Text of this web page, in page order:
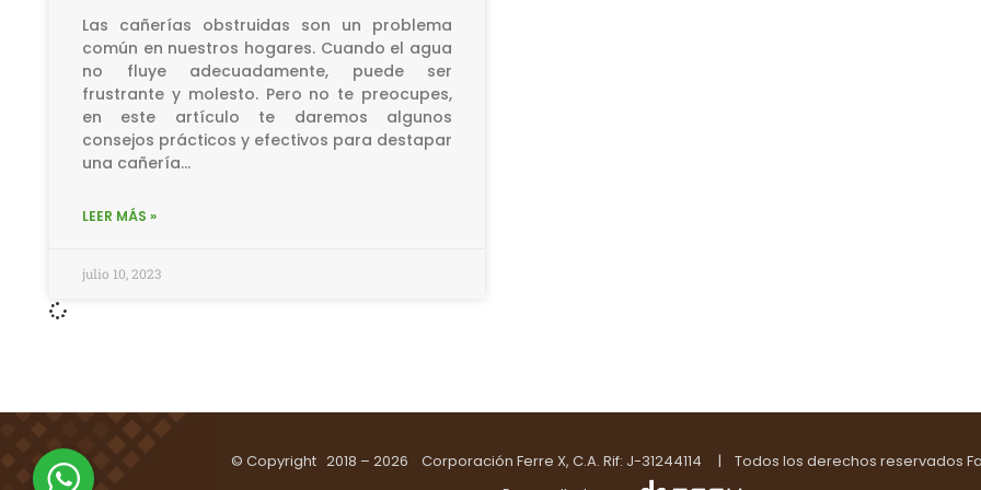
Las cañerías obstruidas son un problema
común en nuestros hogares. Cuando el agua
no fluye adecuadamente, puede ser
frustrante y molesto. Pero no te preocupes,
en este artículo te daremos algunos
consejos prácticos y efectivos para destapar
una cañería…
LEER MÁS »
julio 10, 2023
© Copyright 2018 – 2026 Corporación Ferre X, C.A. Rif: J-31244114 | Todos los derechos reservados